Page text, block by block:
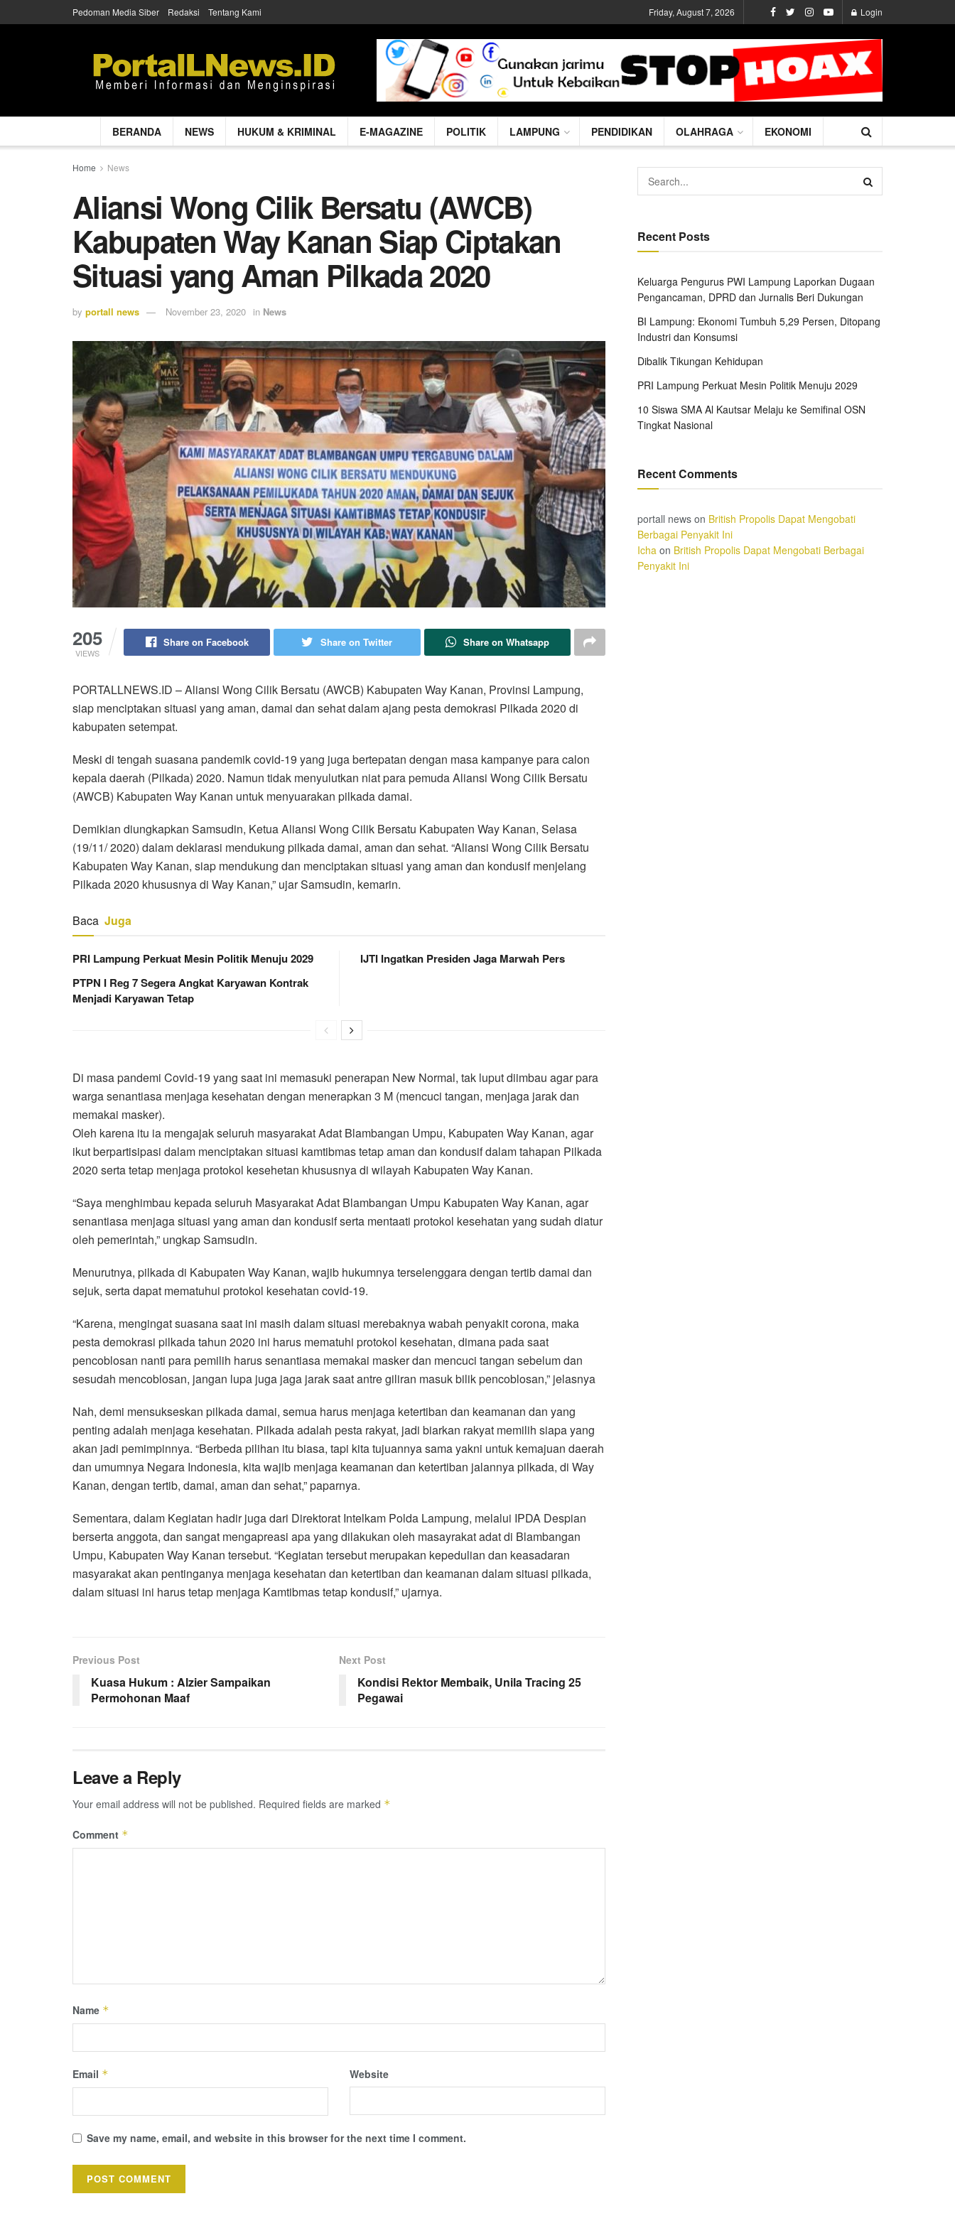
Pedoman Media Siber Redaksi Tentang Kami Friday, August 7, 2026 Login
BERANDA NEWS HUKUM & KRIMINAL E-MAGAZINE POLITIK LAMPUNG PENDIDIKAN OLAHRAGA EKONOMI
Home News
Aliansi Wong Cilik Bersatu (AWCB)
Kabupaten Way Kanan Siap Ciptakan
Situasi yang Aman Pilkada 2020
by portall news November 23, 2020 in News
205
VIEWS
Share on Facebook Share on Twitter Share on Whatsapp
PORTALLNEWS.ID – Aliansi Wong Cilik Bersatu (AWCB) Kabupaten Way Kanan, Provinsi Lampung,
siap menciptakan situasi yang aman, damai dan sehat dalam ajang pesta demokrasi Pilkada 2020 di
kabupaten setempat.
Meski di tengah suasana pandemik covid-19 yang juga bertepatan dengan masa kampanye para calon
kepala daerah (Pilkada) 2020. Namun tidak menyulutkan niat para pemuda Aliansi Wong Cilik Bersatu
(AWCB) Kabupaten Way Kanan untuk menyuarakan pilkada damai.
Demikian diungkapkan Samsudin, Ketua Aliansi Wong Cilik Bersatu Kabupaten Way Kanan, Selasa
(19/11/ 2020) dalam deklarasi mendukung pilkada damai, aman dan sehat. “Aliansi Wong Cilik Bersatu
Kabupaten Way Kanan, siap mendukung dan menciptakan situasi yang aman dan kondusif menjelang
Pilkada 2020 khususnya di Way Kanan,” ujar Samsudin, kemarin.
Baca Juga
PRI Lampung Perkuat Mesin Politik Menuju 2029
PTPN I Reg 7 Segera Angkat Karyawan Kontrak
Menjadi Karyawan Tetap
IJTI Ingatkan Presiden Jaga Marwah Pers
Di masa pandemi Covid-19 yang saat ini memasuki penerapan New Normal, tak luput diimbau agar para
warga senantiasa menjaga kesehatan dengan menerapkan 3 M (mencuci tangan, menjaga jarak dan
memakai masker).
Oleh karena itu ia mengajak seluruh masyarakat Adat Blambangan Umpu, Kabupaten Way Kanan, agar
ikut berpartisipasi dalam menciptakan situasi kamtibmas tetap aman dan kondusif dalam tahapan Pilkada
2020 serta tetap menjaga protokol kesehetan khususnya di wilayah Kabupaten Way Kanan.
“Saya menghimbau kepada seluruh Masyarakat Adat Blambangan Umpu Kabupaten Way Kanan, agar
senantiasa menjaga situasi yang aman dan kondusif serta mentaati protokol kesehatan yang sudah diatur
oleh pemerintah,” ungkap Samsudin.
Menurutnya, pilkada di Kabupaten Way Kanan, wajib hukumnya terselenggara dengan tertib damai dan
sejuk, serta dapat mematuhui protokol kesehatan covid-19.
“Karena, mengingat suasana saat ini masih dalam situasi merebaknya wabah penyakit corona, maka
pesta demokrasi pilkada tahun 2020 ini harus mematuhi protokol kesehatan, dimana pada saat
pencoblosan nanti para pemilih harus senantiasa memakai masker dan mencuci tangan sebelum dan
sesudah mencoblosan, jangan lupa juga jaga jarak saat antre giliran masuk bilik pencoblosan,” jelasnya
Nah, demi mensukseskan pilkada damai, semua harus menjaga ketertiban dan keamanan dan yang
penting adalah menjaga kesehatan. Pilkada adalah pesta rakyat, jadi biarkan rakyat memilih siapa yang
akan jadi pemimpinnya. “Berbeda pilihan itu biasa, tapi kita tujuannya sama yakni untuk kemajuan daerah
dan umumnya Negara Indonesia, kita wajib menjaga keamanan dan ketertiban jalannya pilkada, di Way
Kanan, dengan tertib, damai, aman dan sehat,” paparnya.
Sementara, dalam Kegiatan hadir juga dari Direktorat Intelkam Polda Lampung, melalui IPDA Despian
berserta anggota, dan sangat mengapreasi apa yang dilakukan oleh masayrakat adat di Blambangan
Umpu, Kabupaten Way Kanan tersebut. “Kegiatan tersebut merupakan kepedulian dan keasadaran
masyarakat akan pentinganya menjaga kesehatan dan ketertiban dan keamanan dalam situasi pilkada,
dalam situasi ini harus tetap menjaga Kamtibmas tetap kondusif,” ujarnya.
Previous Post
Kuasa Hukum : Alzier Sampaikan
Permohonan Maaf
Next Post
Kondisi Rektor Membaik, Unila Tracing 25
Pegawai
Leave a Reply
Your email address will not be published. Required fields are marked *
Comment *
Name *
Email * Website
Save my name, email, and website in this browser for the next time I comment.
Recent Posts
Keluarga Pengurus PWI Lampung Laporkan Dugaan
Pengancaman, DPRD dan Jurnalis Beri Dukungan
BI Lampung: Ekonomi Tumbuh 5,29 Persen, Ditopang
Industri dan Konsumsi
Dibalik Tikungan Kehidupan
PRI Lampung Perkuat Mesin Politik Menuju 2029
10 Siswa SMA Al Kautsar Melaju ke Semifinal OSN
Tingkat Nasional
Recent Comments
portall news on British Propolis Dapat Mengobati
Berbagai Penyakit Ini
Icha on British Propolis Dapat Mengobati Berbagai
Penyakit Ini